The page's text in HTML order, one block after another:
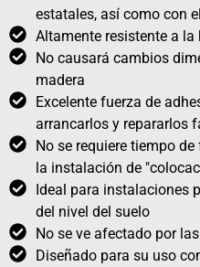
estatales, así como con
Altamente resistente a la
No causará cambios
madera
Excelente fuerza de
arrancarlos y repararlos
No se requiere tiempo
la instalación de
Ideal para instalaciones
del nivel del suelo
No se ve afectado por
Diseñado para su uso